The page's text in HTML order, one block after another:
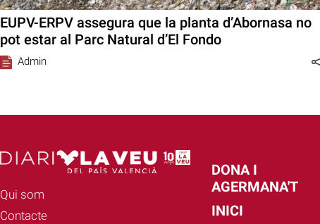
EUPV-ERPV assegura que la planta d’Abornasa no
pot estar al Parc Natural d’El Fondo
Admin
Qui som
Contacte
DONA I
AGERMANA'T
INICI